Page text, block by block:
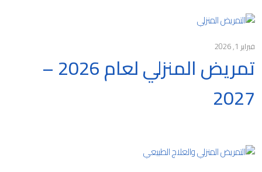
فبراير 1, 2026
تمريض المنزلي لعام 2026 –
2027